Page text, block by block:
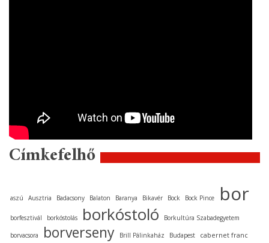
Címkefelhő
aszú Ausztria Badacsony Balaton Baranya Bikavér Bock Bock Pince bor
borfesztivál borkóstolás borkóstoló Borkultúra Szabadegyetem
borvacsora borverseny Brill Pálinkaház Budapest cabernet franc